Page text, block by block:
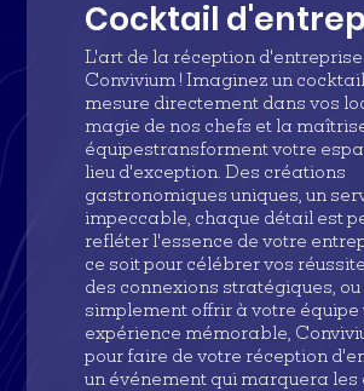
Cocktail
L'art de la réception
Convivium ! Imaginez un
mesure directement dans vos
magie de nos chefs et la
équipestransforment votre
lieu d'exception. Des créations
gastronomiques uniques, un
impeccable, chaque détail est
refléter l'essence de votre
ce soit pour célébrer vos
des connexions stratégiques, ou
simplement offrir à votre équipe
expérience mémorable,
pour faire de votre réception
un événement qui marquera les